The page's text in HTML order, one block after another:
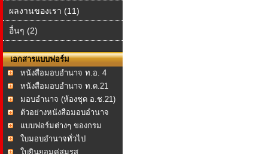
ผลงานของเรา (11)
อื่นๆ (2)
เอกสารแบบฟอร์ม
หนังสือมอบอำนาจ ท.อ. 4
หนังสือมอบอำนาจ ท.ด.21
มอบอำนาจ (ห้องชุด อ.ช.21)
ตัวอย่างหนังสือมอบอำนาจ
แบบฟอร์มต่างๆ ของกรม
ที่ดิน
ใบมอบอำนาจทั่วไป
ใบยินยอมคู่สมรส